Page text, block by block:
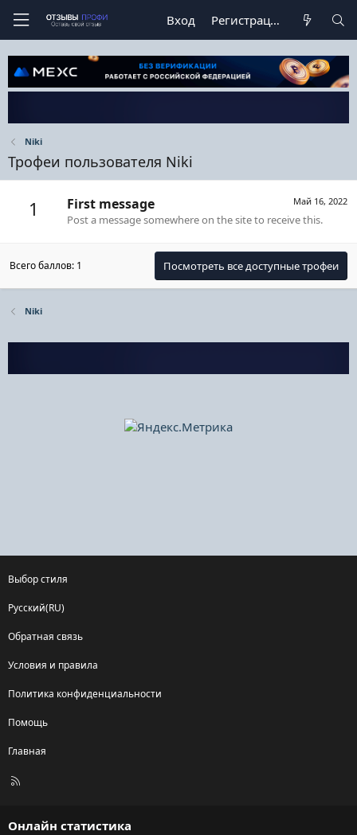
Вход Регистрация
Niki
Трофеи пользователя Niki
1 Май 16, 2022
First message
Post a message somewhere on the site to receive this.
Всего баллов: 1 Посмотреть все доступные трофеи
Niki
Выбор стиля
Русский(RU)
Обратная связь
Условия и правила
Политика конфиденциальности
Помощь
Главная
R
Онлайн статистика